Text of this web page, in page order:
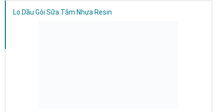
Lọ Dầu Gội Sữa Tắm Nhựa Resin